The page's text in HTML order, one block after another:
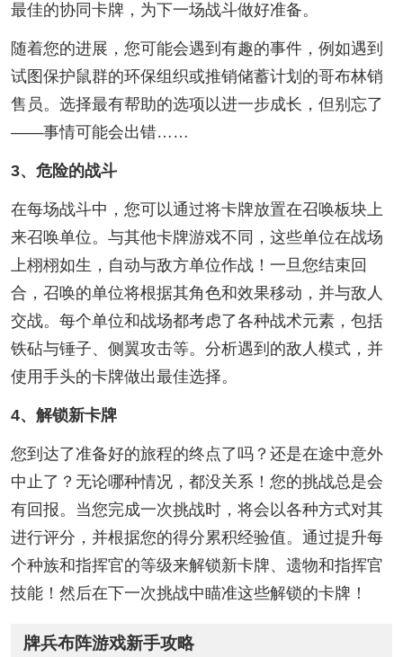
最佳的协同卡牌，为下一场战斗做好准备。
随着您的进展，您可能会遇到有趣的事件，例如遇到
试图保护鼠群的环保组织或推销储蓄计划的哥布林销
售员。选择最有帮助的选项以进一步成长，但别忘了
——事情可能会出错……
3、危险的战斗
在每场战斗中，您可以通过将卡牌放置在召唤板块上
来召唤单位。与其他卡牌游戏不同，这些单位在战场
上栩栩如生，自动与敌方单位作战！一旦您结束回
合，召唤的单位将根据其角色和效果移动，并与敌人
交战。每个单位和战场都考虑了各种战术元素，包括
铁砧与锤子、侧翼攻击等。分析遇到的敌人模式，并
使用手头的卡牌做出最佳选择。
4、解锁新卡牌
您到达了准备好的旅程的终点了吗？还是在途中意外
中止了？无论哪种情况，都没关系！您的挑战总是会
有回报。当您完成一次挑战时，将会以各种方式对其
进行评分，并根据您的得分累积经验值。通过提升每
个种族和指挥官的等级来解锁新卡牌、遗物和指挥官
技能！然后在下一次挑战中瞄准这些解锁的卡牌！
牌兵布阵游戏新手攻略